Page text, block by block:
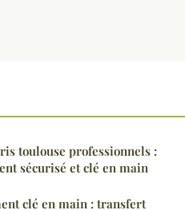
toulouse professionnels :
sécurisé et clé en main
clé en main : transfert